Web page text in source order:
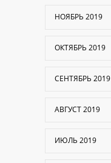
НОЯБРЬ 2019
ОКТЯБРЬ 2019
СЕНТЯБРЬ 2019
АВГУСТ 2019
ИЮЛЬ 2019